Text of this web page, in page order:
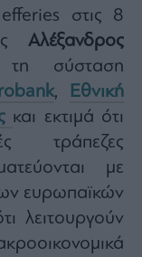
στις 8
Αλέξανδρος
τη σύσταση
Εθνική
και εκτιμά ότι
τράπεζες
με
ευρωπαϊκών
λειτουργούν